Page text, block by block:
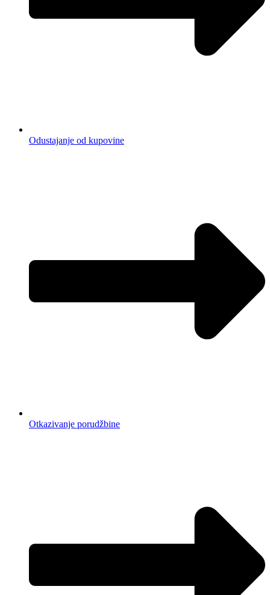
Odustajanje od kupovine
Otkazivanje porudžbine